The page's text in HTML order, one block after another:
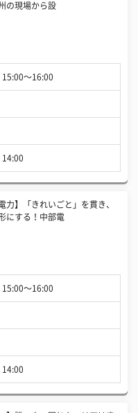
の現場から設
〜16:00
14:00
力】「きれいごと」を貫き、
にする！中部電
〜16:00
14:00